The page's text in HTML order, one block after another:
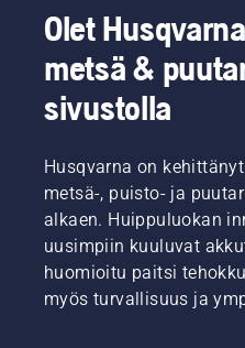
Olet
metsä &
sivustolla
Husqvarna on
metsä-, puisto- ja
alkaen. Huippuluokan
uusimpiin kuuluvat
huomioitu paitsi
myös turvallisuus ja